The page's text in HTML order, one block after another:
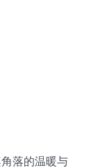
落的温暖与